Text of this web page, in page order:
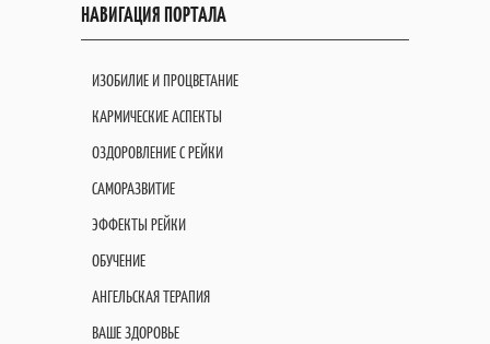
НАВИГАЦИЯ ПОРТАЛА
ИЗОБИЛИЕ И ПРОЦВЕТАНИЕ
КАРМИЧЕСКИЕ АСПЕКТЫ
ОЗДОРОВЛЕНИЕ С РЕЙКИ
САМОРАЗВИТИЕ
ЭФФЕКТЫ РЕЙКИ
ОБУЧЕНИЕ
АНГЕЛЬСКАЯ ТЕРАПИЯ
ВАШЕ ЗДОРОВЬЕ